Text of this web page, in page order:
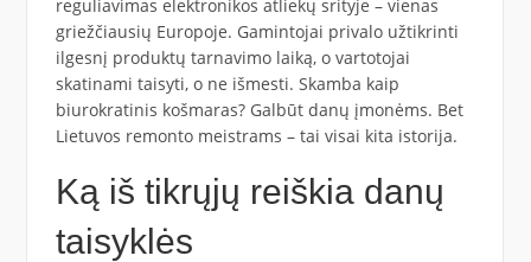
reguliavimas elektronikos atliekų srityje – vienas
griežčiausių Europoje. Gamintojai privalo užtikrinti
ilgesnį produktų tarnavimo laiką, o vartotojai
skatinami taisyti, o ne išmesti. Skamba kaip
biurokratinis košmaras? Galbūt danų įmonėms. Bet
Lietuvos remonto meistrams – tai visai kita istorija.
Ką iš tikrųjų reiškia danų
taisyklės